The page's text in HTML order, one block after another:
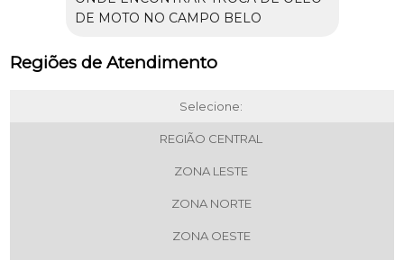
DE MOTO NO CAMPO BELO
Regiões de Atendimento
Selecione:
REGIÃO CENTRAL
ZONA LESTE
ZONA NORTE
ZONA OESTE